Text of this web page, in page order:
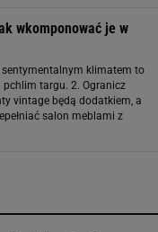
wkomponować je w
sentymentalnym klimatem to
targu. 2. Ogranicz
vintage będą dodatkiem, a
salon meblami z
elementy – na przykład